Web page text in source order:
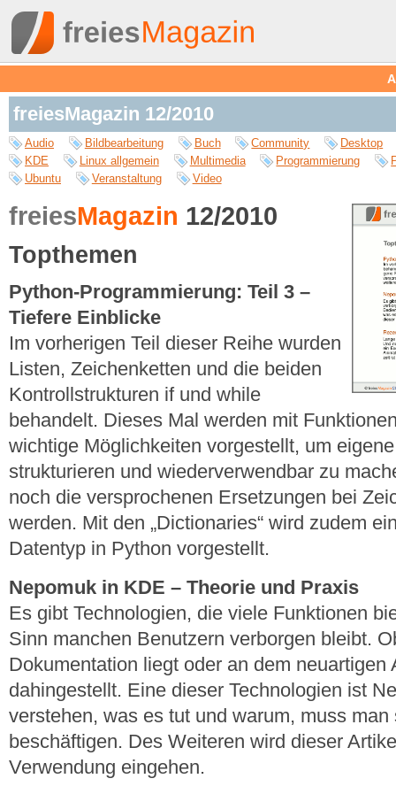
freiesMagazin 12/2010
Audio Bildbearbeitung Buch Community
Desktop
KDE
Linux allgemein Multimedia Programmierung
Ubuntu
Veranstaltung Video
freiesMagazin 12/2010
Topthemen
Python-Programmierung: Teil 3 –
Tiefere Einblicke
Im vorherigen Teil dieser Reihe wurden
Listen, Zeichenketten und die beiden
Kontrollstrukturen if und while
behandelt. Dieses Mal werden mit
wichtige Möglichkeiten vorgestellt, um
strukturieren und wiederverwendbar zu
noch die versprochenen Ersetzungen bei
werden. Mit den „Dictionaries“ wird zudem
Datentyp in Python vorgestellt.
Nepomuk in KDE – Theorie und Praxis
Es gibt Technologien, die viele Funktionen
Sinn manchen Benutzern verborgen bleibt.
Dokumentation liegt oder an dem
dahingestellt. Eine dieser Technologien ist
verstehen, was es tut und warum, muss
beschäftigen. Des Weiteren wird dieser
Verwendung eingehen.